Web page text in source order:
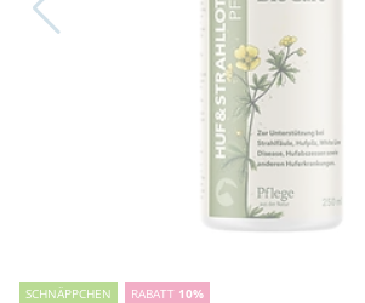
SCHNÄPPCHEN RABATT 10%